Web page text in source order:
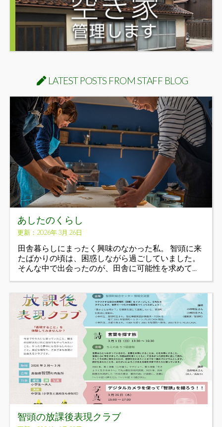
LATEST POSTS FROM STAFF BLOG
あしたのくらし
更新：2026年 3月 26日
田舎暮らしにまったく興味のなかった私。 智頭に来
たばかりの頃は、困惑しながら過ごしていました。
そんな中で出会ったのが、田舎に可能性を求めて...
智頭の放課後表現クラブ